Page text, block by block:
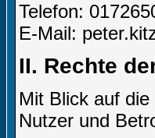
Telefon:
E-Mail:
II. Rechte
Mit Blick auf
Nutzer und